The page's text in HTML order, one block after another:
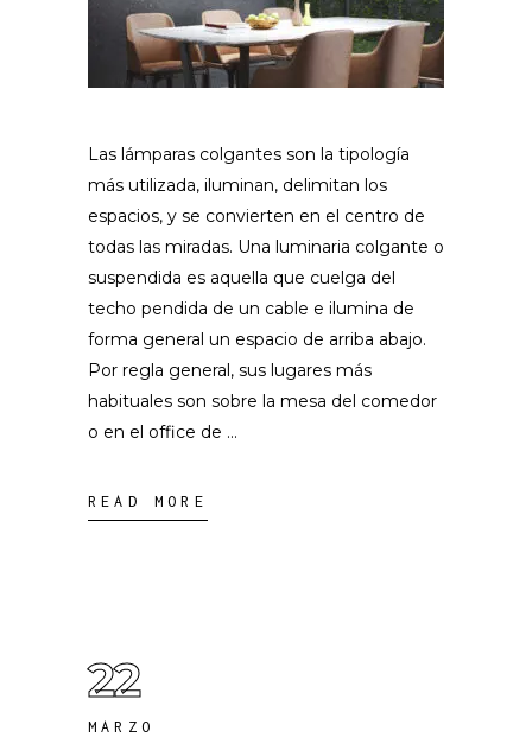
Las lámparas colgantes son la tipología
más utilizada, iluminan, delimitan los
espacios, y se convierten en el centro de
todas las miradas. Una luminaria colgante o
suspendida es aquella que cuelga del
techo pendida de un cable e ilumina de
forma general un espacio de arriba abajo.
Por regla general, sus lugares más
habituales son sobre la mesa del comedor
o en el office de
READ MORE
22
MARZO